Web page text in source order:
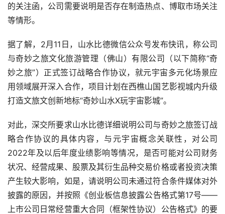
的关注函，公司需要说明是否存在制造热点、博取市场关注
等情形。
据了解，2月11日，山水比德微信公众号发布快讯，称公司
与奇妙之旅文化旅游管理（佛山）有限公司（以下简称“奇
妙之旅”）正式签订战略合作协议，就元宇宙多元化场景应
用领域展开深入合作，项目计划在西樵山国艺影视城内升级
打造文旅文创新地标“奇妙山水X玩宇宙影城”。
对此，深交所要求山水比德详细说明公司与奇妙之旅签订战
略合作协议的具体内容，与元宇宙概念关联性，对公司
2022年及以后年度业绩影响等情况，是否可能对公司财务
状况、经营成果、股票及其衍生品种交易价格或者投资决策
产生较大影响，如是，请说明公司未通过符合条件媒体对外
披露的原因，并按照《创业板信息披露公告格式第17号——
上市公司日常经营重大合同（框架性协议）公告格式》的要